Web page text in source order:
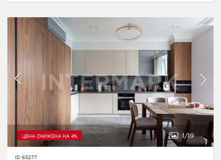
ЦЕНА СНИЖЕНА НА 4% 1 19
ID 65277